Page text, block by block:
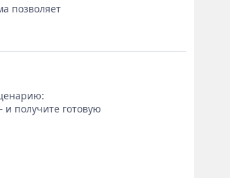
позволяет
получите готовую